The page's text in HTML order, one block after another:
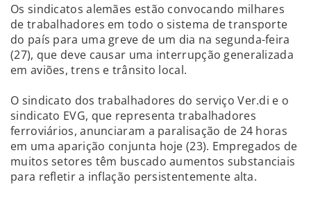
Os sindicatos alemães estão convocando milhares
de trabalhadores em todo o sistema de transporte
do país para uma greve de um dia na segunda-feira
(27), que deve causar uma interrupção generalizada
em aviões, trens e trânsito local.
O sindicato dos trabalhadores do serviço Ver.di e o
sindicato EVG, que representa trabalhadores
ferroviários, anunciaram a paralisação de 24 horas
em uma aparição conjunta hoje (23). Empregados de
muitos setores têm buscado aumentos substanciais
para refletir a inflação persistentemente alta.